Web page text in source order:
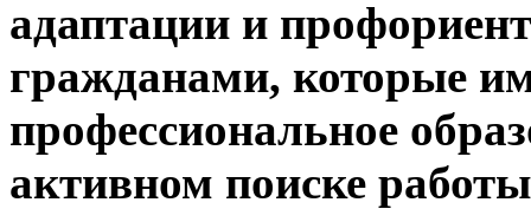
адаптации и
гражданами, которые
профессиональное
активном поиске